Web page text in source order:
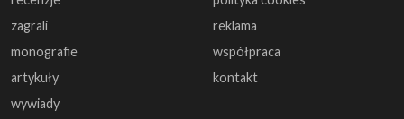
zagrali
monografie
artykuły
wywiady
reklama
współpraca
kontakt